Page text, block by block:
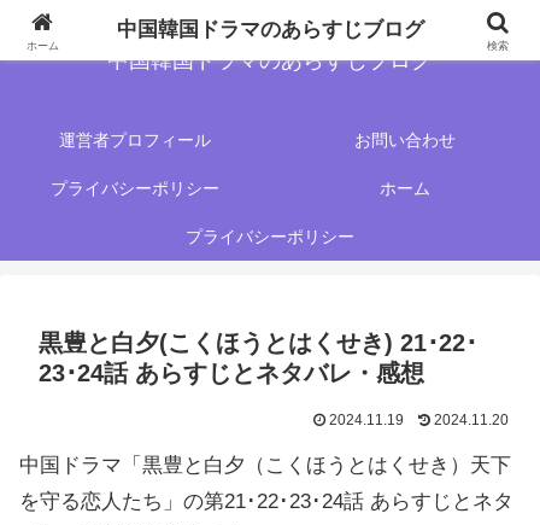
中国韓国ドラマのあらすじブログ
運営者プロフィール お問い合わせ
プライバシーポリシー ホーム
プライバシーポリシー
黒豊と白夕(こくほうとはくせき) 21･22･
23･24話 あらすじとネタバレ・感想
2024.11.19 2024.11.20
中国ドラマ「黒豊と白夕（こくほうとはくせき）天下
を守る恋人たち」の第21･22･23･24話 あらすじとネタ
ホーム
中国韓国ドラマのあらすじブログ
検索